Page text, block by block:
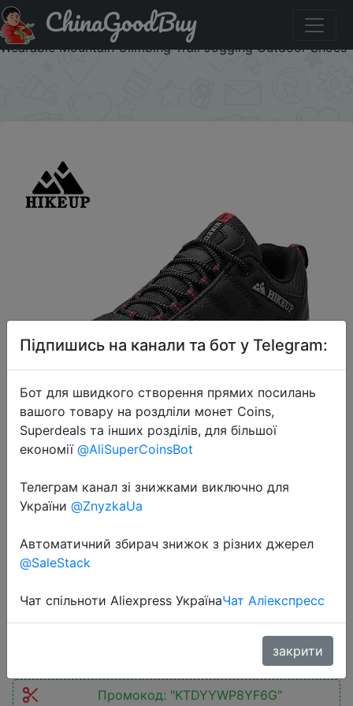
Код на знижку KTDYYWP8YF6G HIKEUP Four-season Men
Hiking Mesh Trekking Sneakers Breathable Durable
Wearable Mountain Climbing Trail Jogging Outdoor Shoes
ChinaGoodBuy
HIKEUP Four-season Men Hiking
Mesh Trekking Sneakers Breathable
Climbing Trail Jogging Outdoor
Shoes
$27.86
Промокод: "KTDYYWP8YF6G"
Підпишись на канали та бот у Telegram:
Бот для швидкого створення прямих посилань
вашого товару на роздліли монет Coins,
Superdeals та інших розділів, для більшої
економії @AliSuperCoinsBot
Телеграм канал зі знижками виключно для
України @ZnyzkaUa
Автоматичний збирач знижок з різних джерел
@SaleStack
Чат спільноти Aliexpress УкраїнаЧат Аліекспресс
закрити